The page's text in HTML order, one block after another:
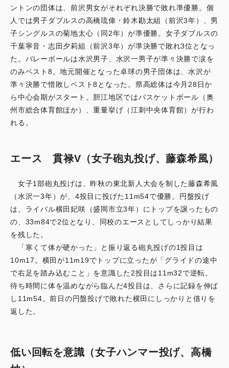
ントンの団体は、前沢男女がそれぞれ決勝で敗れ準優勝。個
人では男子ダブルスの高橋琉偉・鈴木勘太組（前沢3年）、男
子シングルスの菊地太心（同2年）が準優勝。女子ダブルスの
千葉寧音・志田夕莉組（前沢3年）が準決勝で敗れ3位となっ
た。バレーボールは水沢男子、水沢一男子が準々決勝で涙を
のみベスト8。地元開催となった卓球の男子団体は、水沢が
準々決勝で惜敗しベスト8となった。県高総体は今月28日か
ら中心会期がスタート。胆江地区ではバスケットボール（奥
州市総合体育館ほか）、重量挙げ（江刺中央体育館）が行わ
れる。
エース 貫禄V（女子砲丸投げ、藤森希風）
女子1部砲丸投げは、昨秋の東北新人大会を制した藤森希風
（水沢一3年）が、4投目に投げた11m54で優勝。円盤投げ
は、ライバル横田妃咲（盛岡市立3年）にトップを譲ったもの
の、33m84で2位となり、同校のエースとしてしっかり結果
を残した。
「寒くて体が硬かった」と振り返る砲丸投げの1投目は
10m17。横田が11m19でトップに立ったが「グライドの途中
で右足を踏み込むこと」を意識した2投目は11m32で逆転。
待ち時間に体を温めながら臨んだ4投目は、さらに記録を伸ば
し11m54。前日の円盤投げで敗れた横田にしっかりと借りを
返した。
低い回転を意識（女子ハンマー投げ、高橋